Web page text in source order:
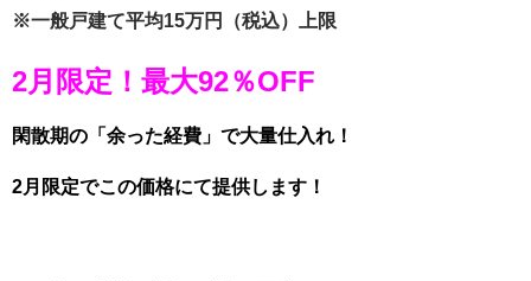
※一般戸建て平均15万円（税込）上限
2月限定！最大92％OFF
閑散期の「余った経費」で大量仕入れ！
2月限定でこの価格にて提供します！